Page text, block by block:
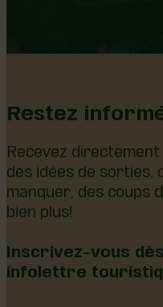
Restez
Recevez
des idées de sorties,
manquer, des coups
bien plus!
Inscrivez-vous
infolettre